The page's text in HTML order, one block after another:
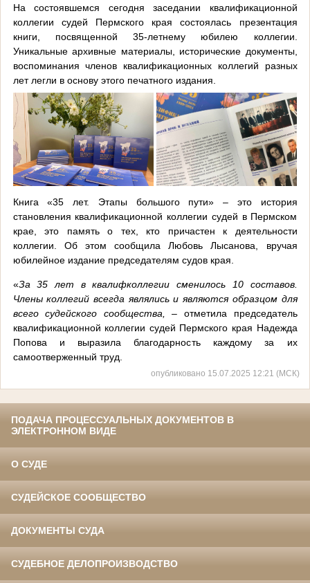
На состоявшемся сегодня заседании квалификационной
коллегии судей Пермского края состоялась презентация
книги, посвященной 35-летнему юбилею коллегии.
Уникальные архивные материалы, исторические документы,
воспоминания членов квалификационных коллегий разных
лет легли в основу этого печатного издания.
Книга «35 лет. Этапы большого пути» – это история
становления квалификационной коллегии судей в Пермском
крае, это память о тех, кто причастен к деятельности
коллегии. Об этом сообщила Любовь Лысанова, вручая
юбилейное издание председателям судов края.
«За 35 лет в квалифколлегии сменилось 10 составов.
Члены коллегий всегда являлись и являются образцом для
всего судейского сообщества, – отметила председатель
квалификационной коллегии судей Пермского края Надежда
Попова и выразила благодарность каждому за их
самоотверженный труд.
опубликовано 15.07.2025 12:21 (МСК)
ПОДАЧА ПРОЦЕССУАЛЬНЫХ ДОКУМЕНТОВ В
ЭЛЕКТРОННОМ ВИДЕ
О СУДЕ
СУДЕЙСКОЕ СООБЩЕСТВО
ДОКУМЕНТЫ СУДА
СУДЕБНОЕ ДЕЛОПРОИЗВОДСТВО